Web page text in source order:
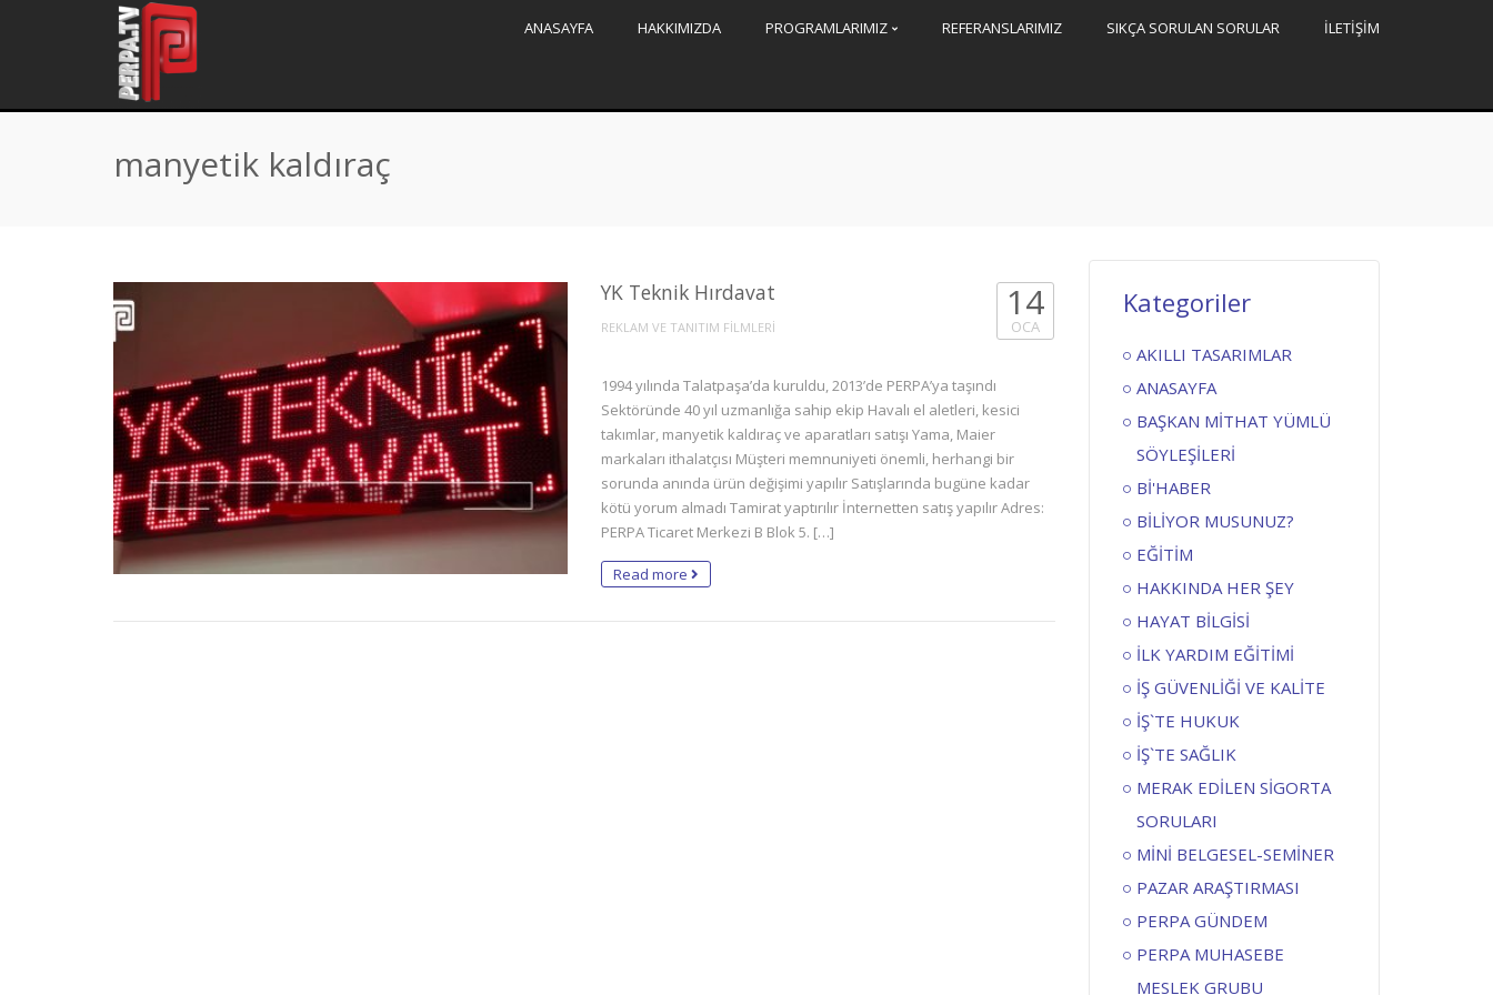
ANASAYFA HAKKIMIZDA PROGRAMLARIMIZ REFERANSLARIMIZ SIKÇA SORULAN SORULAR İLETİŞİM
Home
manyetik kaldıraç
YK Teknik Hırdavat
REKLAM VE TANITIM FİLMLERİ
14
OCA
1994 yılında Talatpaşa’da kuruldu, 2013’de PERPA’ya taşındı
Sektöründe 40 yıl uzmanlığa sahip ekip Havalı el aletleri, kesici
takımlar, manyetik kaldıraç ve aparatları satışı Yama, Maier
markaları ithalatçısı Müşteri memnuniyeti önemli, herhangi bir
sorunda anında ürün değişimi yapılır Satışlarında bugüne kadar
kötü yorum almadı Tamirat yaptırılır İnternetten satış yapılır Adres:
PERPA Ticaret Merkezi B Blok 5. […]
Read more
Kategoriler
AKILLI TASARIMLAR
ANASAYFA
BAŞKAN MİTHAT YÜMLÜ
SÖYLEŞİLERİ
Bİ'HABER
BİLİYOR MUSUNUZ?
EĞİTİM
HAKKINDA HER ŞEY
HAYAT BİLGİSİ
İLK YARDIM EĞİTİMİ
İŞ GÜVENLİĞİ VE KALİTE
İŞ`TE HUKUK
İŞ`TE SAĞLIK
MERAK EDİLEN SİGORTA
SORULARI
MİNİ BELGESEL-SEMİNER
PAZAR ARAŞTIRMASI
PERPA GÜNDEM
PERPA MUHASEBE
MESLEK GRUBU